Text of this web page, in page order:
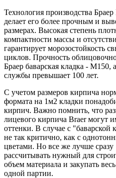
Технология производства
делает его более прочным и
размерах. Высокая степень
компактности массы и
гарантирует морозостойкость
циклов. Прочность
Браер баварская кладка - М150,
службы превышает 100 лет.
С учетом размеров кирпича
формата на 1м2 кладки
кирпич. Важно помнить, что
лицевого кирпича Braer могут
оттенки. В случае с "баварской
не так критично, как с
цветами. Но все же лучше сразу
рассчитывать нужный для
объем материала и закупать
одной партии.